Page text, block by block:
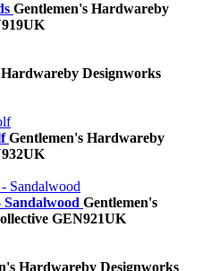
Gentlemen's Hardwareby
Hardwareby Designworks
Gentlemen's Hardwareby
Sandalwood Gentlemen's
GEN921UK
Hardwareby Designworks